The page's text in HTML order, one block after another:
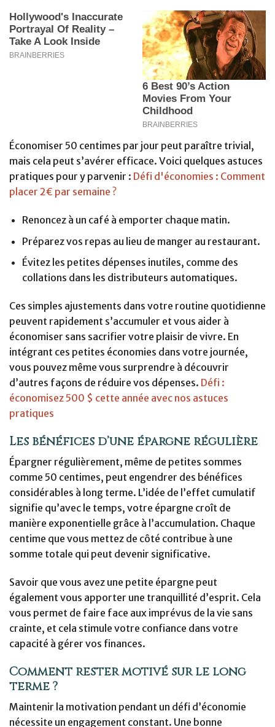
Économiser 50 centimes par jour peut paraître trivial,
mais cela peut s’avérer efficace. Voici quelques astuces
pratiques pour y parvenir : Défi d'économies : Comment
placer 2€ par semaine ?
Renoncez à un café à emporter chaque matin.
Préparez vos repas au lieu de manger au restaurant.
Évitez les petites dépenses inutiles, comme des
collations dans les distributeurs automatiques.
Ces simples ajustements dans votre routine quotidienne
peuvent rapidement s’accumuler et vous aider à
économiser sans sacrifier votre plaisir de vivre. En
intégrant ces petites économies dans votre journée,
vous pouvez même vous surprendre à découvrir
d’autres façons de réduire vos dépenses. Défi :
économisez 500 $ cette année avec nos astuces
pratiques
Les bénéfices d’une épargne régulière
Épargner régulièrement, même de petites sommes
comme 50 centimes, peut engendrer des bénéfices
considérables à long terme. L’idée de l’effet cumulatif
signifie qu’avec le temps, votre épargne croît de
manière exponentielle grâce à l’accumulation. Chaque
centime que vous mettez de côté contribue à une
somme totale qui peut devenir significative.
Savoir que vous avez une petite épargne peut
également vous apporter une tranquillité d’esprit. Cela
vous permet de faire face aux imprévus de la vie sans
crainte, et cela stimule votre confiance dans votre
capacité à gérer vos finances.
Comment rester motivé sur le long
terme ?
Maintenir la motivation pendant un défi d’économie
nécessite un engagement constant. Une bonne